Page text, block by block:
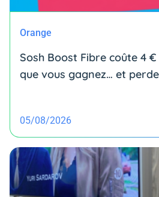
Orange
Sosh Boost Fibre coûte 4
que vous gagnez… et
05/08/2026